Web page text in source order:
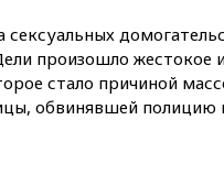
произошло жестокое
стало причиной
обвинявшей полицию